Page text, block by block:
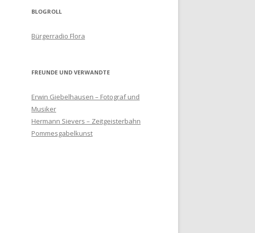
BLOGROLL
Bürgerradio Flora
FREUNDE UND VERWANDTE
Erwin Giebelhausen – Fotograf und
Musiker
Hermann Sievers – Zeitgeisterbahn
Pommesgabelkunst